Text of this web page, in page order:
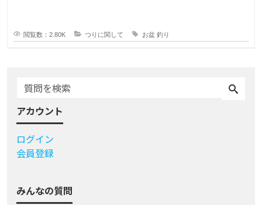
閲覧数：2.80K つりに関して お盆 釣り
アカウント
ログイン
会員登録
みんなの質問